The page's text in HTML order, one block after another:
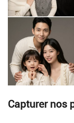
Capturer nos